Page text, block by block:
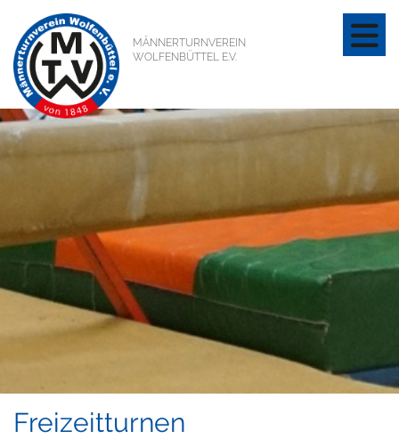
MÄNNERTURNVEREIN
WOLFENBÜTTEL E.V.
Freizeitturnen